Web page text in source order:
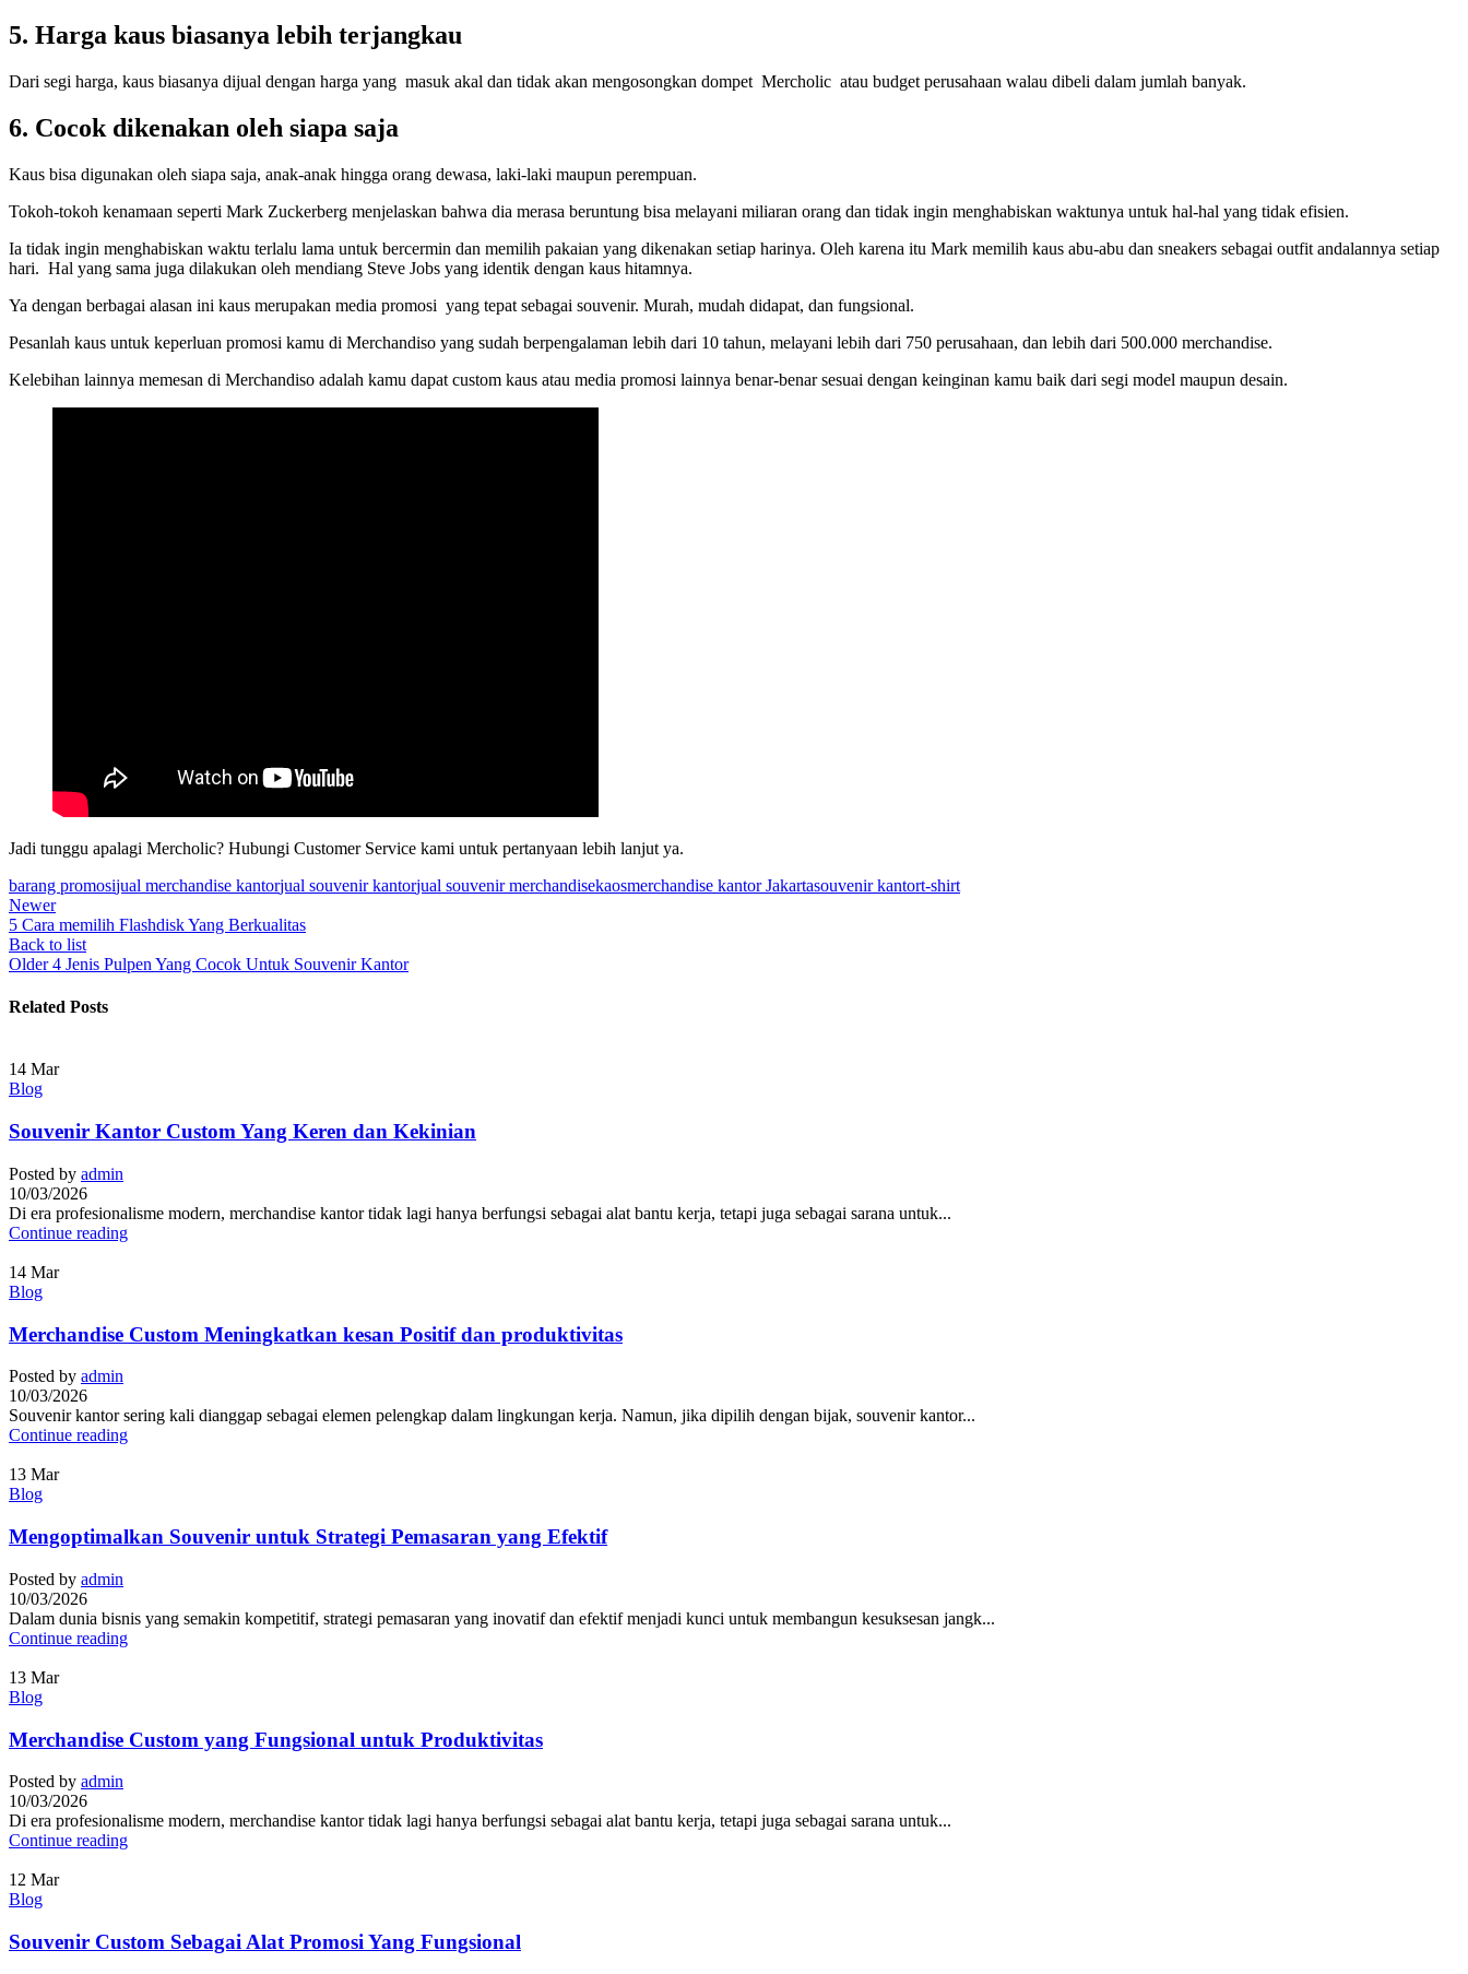
5. Harga kaus biasanya lebih terjangkau
Dari segi harga, kaus biasanya dijual dengan harga yang masuk akal dan tidak akan mengosongkan dompet Mercholic atau budget perusahaan walau dibeli dalam jumlah banyak.
6. Cocok dikenakan oleh siapa saja
Kaus bisa digunakan oleh siapa saja, anak-anak hingga orang dewasa, laki-laki maupun perempuan.
Tokoh-tokoh kenamaan seperti Mark Zuckerberg menjelaskan bahwa dia merasa beruntung bisa melayani miliaran orang dan tidak ingin menghabiskan waktunya untuk hal-hal yang tidak efisien.
Ia tidak ingin menghabiskan waktu terlalu lama untuk bercermin dan memilih pakaian yang dikenakan setiap harinya. Oleh karena itu Mark memilih kaus abu-abu dan sneakers sebagai outfit andalannya setiap
hari. Hal yang sama juga dilakukan oleh mendiang Steve Jobs yang identik dengan kaus hitamnya.
Ya dengan berbagai alasan ini kaus merupakan media promosi yang tepat sebagai souvenir. Murah, mudah didapat, dan fungsional.
Pesanlah kaus untuk keperluan promosi kamu di Merchandiso yang sudah berpengalaman lebih dari 10 tahun, melayani lebih dari 750 perusahaan, dan lebih dari 500.000 merchandise.
Kelebihan lainnya memesan di Merchandiso adalah kamu dapat custom kaus atau media promosi lainnya benar-benar sesuai dengan keinginan kamu baik dari segi model maupun desain.
Jadi tunggu apalagi Mercholic? Hubungi Customer Service kami untuk pertanyaan lebih lanjut ya.
barang promosijual merchandise kantorjual souvenir kantorjual souvenir merchandisekaosmerchandise kantor Jakartasouvenir kantort-shirt
Newer
5 Cara memilih Flashdisk Yang Berkualitas
Back to list
Older 4 Jenis Pulpen Yang Cocok Untuk Souvenir Kantor
Related Posts
14 Mar
Blog
Souvenir Kantor Custom Yang Keren dan Kekinian
Posted by admin
10/03/2026
Di era profesionalisme modern, merchandise kantor tidak lagi hanya berfungsi sebagai alat bantu kerja, tetapi juga sebagai sarana untuk...
Continue reading
14 Mar
Blog
Merchandise Custom Meningkatkan kesan Positif dan produktivitas
Posted by admin
10/03/2026
Souvenir kantor sering kali dianggap sebagai elemen pelengkap dalam lingkungan kerja. Namun, jika dipilih dengan bijak, souvenir kantor...
Continue reading
13 Mar
Blog
Mengoptimalkan Souvenir untuk Strategi Pemasaran yang Efektif
Posted by admin
10/03/2026
Dalam dunia bisnis yang semakin kompetitif, strategi pemasaran yang inovatif dan efektif menjadi kunci untuk membangun kesuksesan jangk...
Continue reading
13 Mar
Blog
Merchandise Custom yang Fungsional untuk Produktivitas
Posted by admin
10/03/2026
Di era profesionalisme modern, merchandise kantor tidak lagi hanya berfungsi sebagai alat bantu kerja, tetapi juga sebagai sarana untuk...
Continue reading
12 Mar
Blog
Souvenir Custom Sebagai Alat Promosi Yang Fungsional